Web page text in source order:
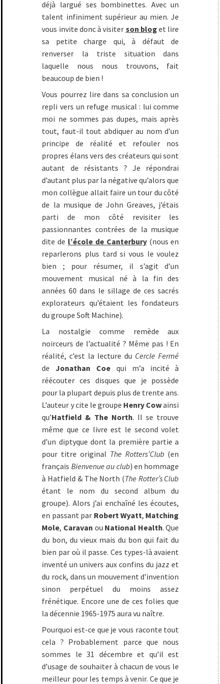
déjà largué ses bombinettes. Avec un
talent infiniment supérieur au mien. Je
vous invite donc à visiter son blog et lire
sa petite charge qui, à défaut de
renverser la triste situation dans
laquelle nous nous trouvons, fait
beaucoup de bien !
Vous pourrez lire dans sa conclusion un
repli vers un refuge musical : lui comme
moi ne sommes pas dupes, mais après
tout, faut-il tout abdiquer au nom d’un
principe de réalité et refouler nos
propres élans vers des créateurs qui sont
autant de résistants ? Je répondrai
d’autant plus par la négative qu’alors que
mon collègue allait faire un tour du côté
de la musique de John Greaves, j’étais
parti de mon côté revisiter les
passionnantes contrées de la musique
dite de l’école de Canterbury(nous en
reparlerons plus tard si vous le voulez
bien ; pour résumer, il s’agit d’un
mouvement musical né à la fin des
années 60 dans le sillage de ces sacrés
explorateurs qu’étaient les fondateurs
du groupe Soft Machine).
La nostalgie comme remède aux
noirceurs de l’actualité ? Même pas ! En
réalité, c’est la lecture du Cercle Fermé
deJonathan Coe qui m’a incité à
réécouter ces disques que je possède
pour la plupart depuis plus de trente ans.
L’auteur y cite le groupe Henry Cowainsi
qu’Hatfield & The North. Il se trouve
même que ce livre est le second volet
d’un diptyque dont la première partie a
pour titre original The Rotters’Club (en
français Bienvenue au club) en hommage
à Hatfield & The North (The Rotter’s Club
étant le nom du second album du
groupe). Alors j’ai enchaîné les écoutes,
en passant par Robert Wyatt, Matching
Mole, Caravan ou National Health. Que
du bon, du vieux mais du bon qui fait du
bien par où il passe. Ces types-là avaient
inventé un univers aux confins du jazz et
du rock, dans un mouvement d’invention
sinon perpétuel du moins assez
frénétique. Encore une de ces folies que
la décennie 1965-1975 aura vu naître.
Pourquoi est-ce que je vous raconte tout
cela ? Probablement parce que nous
sommes le 31 décembre et qu’il est
d’usage de souhaiter à chacun de vous le
meilleur pour les temps à venir. Ce que je